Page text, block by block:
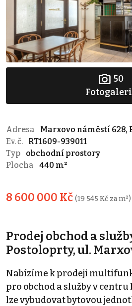
50
Adresa
Marxovo náměstí 628,
Ev. č.
RT1609-939011
Typ
obchodní prostory
Plocha
440 m²
8 600 000 Kč (19 545 Kč za m²)
Prodej obchod a
Postoloprty, ul.
Nabízíme k prodeji
pro obchod a služby v centru
lze vybudovat bytovou